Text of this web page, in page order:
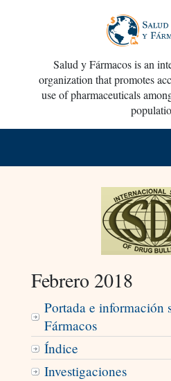
Salud y Fármacos is an
organization that promotes
use of pharmaceuticals
Febrero 2018
Portada e información
Fármacos
Índice
Investigaciones